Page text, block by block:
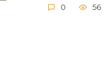
0 56